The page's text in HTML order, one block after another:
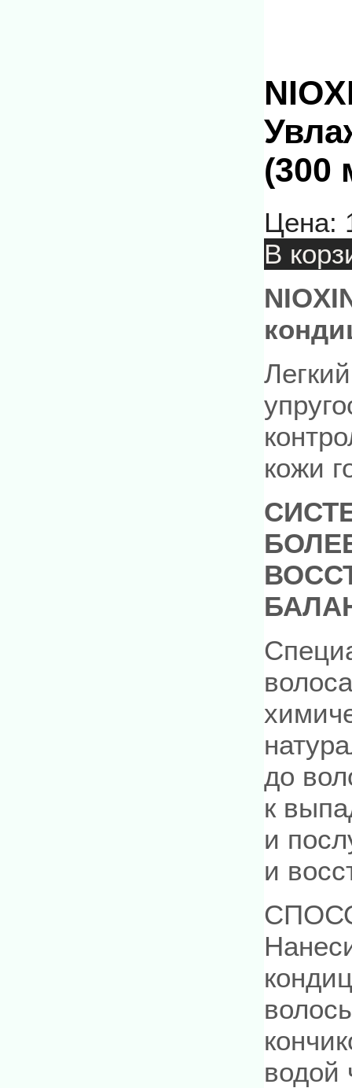
(300
Цена:
В
кожи
до
к
и
и
водой